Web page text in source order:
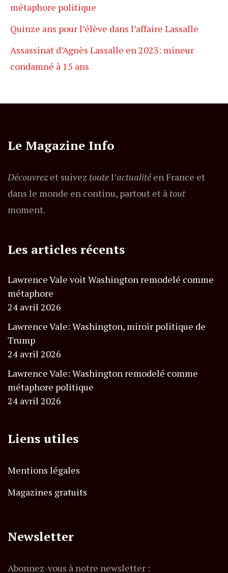
métaphore politique
Quinze ans pour l’élève dans l’affaire Lassalle
Assassinat d’Agnès Lassalle en 2023: mineur
condamné à 15 ans
Le Magazine Info
Découvrez et suivez toutel’actualitéen France et
dans le monde en continu, partout et à tout
moment.
Les articles récents
Lawrence Vale voit Washington remodelé comme
métaphore
24 avril 2026
Lawrence Vale: Washington, miroir politique de
Trump
24 avril 2026
Lawrence Vale: Washington remodelé comme
métaphore politique
24 avril 2026
Liens utiles
Mentions légales
Magazines gratuits
Newsletter
Abonnez-vous à notre newsletter :